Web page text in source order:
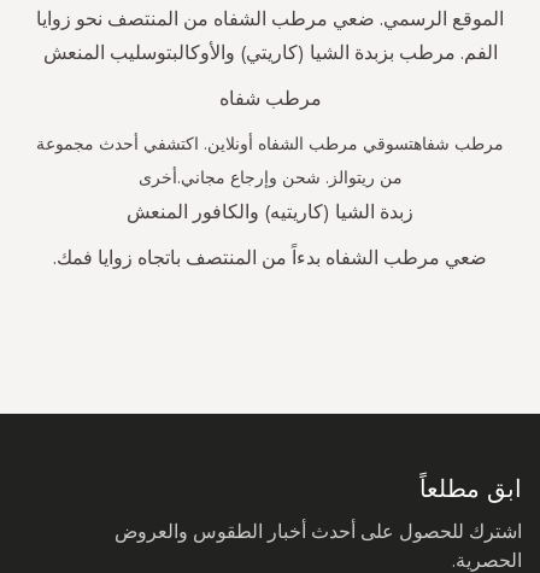
الموقع الرسمي. ضعي مرطب الشفاه من المنتصف نحو زوايا
الفم. مرطب بزبدة الشيا (كاريتي) والأوكالبتوسليب المنعش
مرطب شفاه
مرطب شفاهتسوقي مرطب الشفاه أونلاين. اكتشفي أحدث مجموعة
من ريتوالز. شحن وإرجاع مجاني.أخرى
زبدة الشيا (كاريتيه) والكافور المنعش
ضعي مرطب الشفاه بدءاً من المنتصف باتجاه زوايا فمك.
ابق مطلعاً
اشترك للحصول على أحدث أخبار الطقوس والعروض
الحصرية.